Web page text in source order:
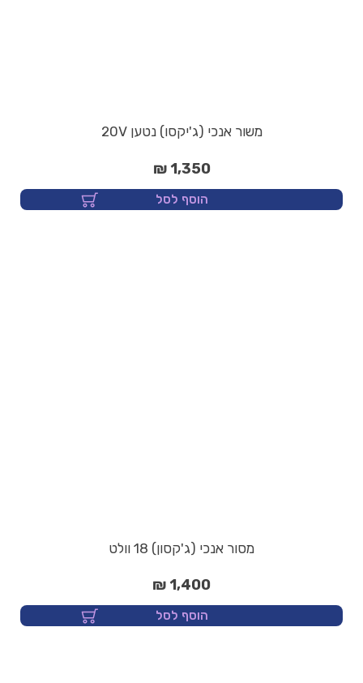
משור אנכי (ג'יקסו) נטען 20V
1,350 ₪
הוסף לסל
מסור אנכי (ג'קסון) 18 וולט
1,400 ₪
הוסף לסל